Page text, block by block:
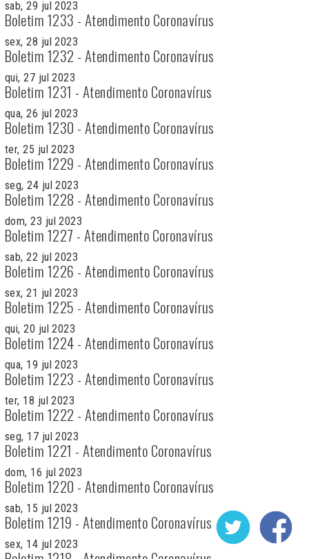
sab, 29 jul 2023
Boletim 1233 - Atendimento Coronavírus
sex, 28 jul 2023
Boletim 1232 - Atendimento Coronavírus
qui, 27 jul 2023
Boletim 1231 - Atendimento Coronavírus
qua, 26 jul 2023
Boletim 1230 - Atendimento Coronavírus
ter, 25 jul 2023
Boletim 1229 - Atendimento Coronavírus
seg, 24 jul 2023
Boletim 1228 - Atendimento Coronavírus
dom, 23 jul 2023
Boletim 1227 - Atendimento Coronavírus
sab, 22 jul 2023
Boletim 1226 - Atendimento Coronavírus
sex, 21 jul 2023
Boletim 1225 - Atendimento Coronavírus
qui, 20 jul 2023
Boletim 1224 - Atendimento Coronavírus
qua, 19 jul 2023
Boletim 1223 - Atendimento Coronavírus
ter, 18 jul 2023
Boletim 1222 - Atendimento Coronavírus
seg, 17 jul 2023
Boletim 1221 - Atendimento Coronavírus
dom, 16 jul 2023
Boletim 1220 - Atendimento Coronavírus
sab, 15 jul 2023
Boletim 1219 - Atendimento Coronavírus
sex, 14 jul 2023